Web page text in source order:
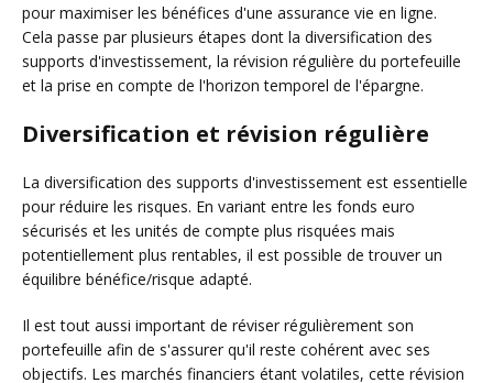
pour maximiser les bénéfices d'une assurance vie en ligne.
Cela passe par plusieurs étapes dont la diversification des
supports d'investissement, la révision régulière du portefeuille
et la prise en compte de l'horizon temporel de l'épargne.
Diversification et révision régulière
La diversification des supports d'investissement est essentielle
pour réduire les risques. En variant entre les fonds euro
sécurisés et les unités de compte plus risquées mais
potentiellement plus rentables, il est possible de trouver un
équilibre bénéfice/risque adapté.
Il est tout aussi important de réviser régulièrement son
portefeuille afin de s'assurer qu'il reste cohérent avec ses
objectifs. Les marchés financiers étant volatiles, cette révision